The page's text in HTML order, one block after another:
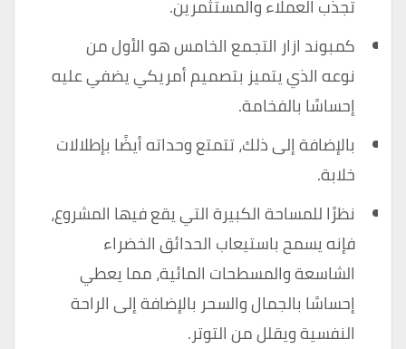
تجذب العملاء والمستثمرين.
كمبوند ازار التجمع الخامس هو الأول من
نوعه الذي يتميز بتصميم أمريكي يضفي عليه
إحساسًا بالفخامة.
بالإضافة إلى ذلك، تتمتع وحداته أيضًا بإطلالات
خلابة.
نظرًا للمساحة الكبيرة التي يقع فيها المشروع،
فإنه يسمح باستيعاب الحدائق الخضراء
الشاسعة والمسطحات المائية، مما يعطي
إحساسًا بالجمال والسحر بالإضافة إلى الراحة
النفسية ويقلل من التوتر.